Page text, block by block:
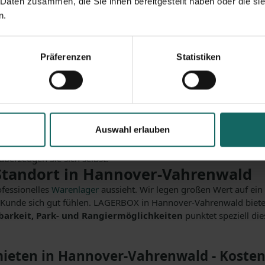
Präferenzen Statistiken
Auswahl erlauben
Vahrenwald
flexibel
mieten oder fragen sich, was ein Lagerraum kostet und
die passende Lösung für modernes Selfstorage in Hannover –
Landeshauptstadt vertreten und speziell hier in
List und -Waldhausenhaben wir hier unsere Pforten im
Verkehrsanbindungund des reichhaltigen
Sie sich selbst.
in Hannover-Vahrenwald
Warenlager aussieht. Wir legen großen Wert auf
sich gut fühlen. LAGERBOX in Hannover-Vahrenwald
Park- und Rangiermöglichkeiten punktet speziell
in Hannover-Vahrenwald -